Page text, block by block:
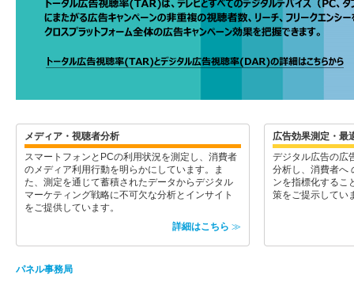
メディア・視聴者分析
スマートフォンとPCの利用状況を測定し、消費者
のメディア利用行動を明らかにしています。ま
た、測定を通じて蓄積されたデータからデジタル
マーケティング戦略に不可欠な分析とインサイト
をご提供しています。
詳細はこちら ≫
広告効果測定・最
デジタル広告の広
分析し、消費者へ
ンを指標化するこ
策をご提示してい
パネル事務局